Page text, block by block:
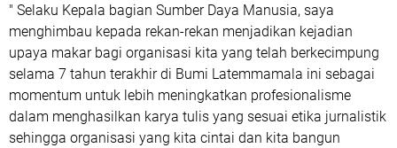
" Selaku Kepala bagian Sumber Daya Manusia, saya
menghimbau kepada rekan-rekan menjadikan kejadian
upaya makar bagi organisasi kita yang telah berkecimpung
selama 7 tahun terakhir di Bumi Latemmamala ini sebagai
momentum untuk lebih meningkatkan profesionalisme
dalam menghasilkan karya tulis yang sesuai etika jurnalistik
sehingga organisasi yang kita cintai dan kita bangun